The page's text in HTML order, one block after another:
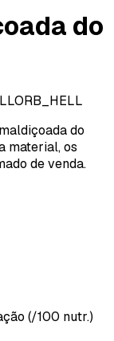
do
do
material, os
de venda.
(/100 nutr.)